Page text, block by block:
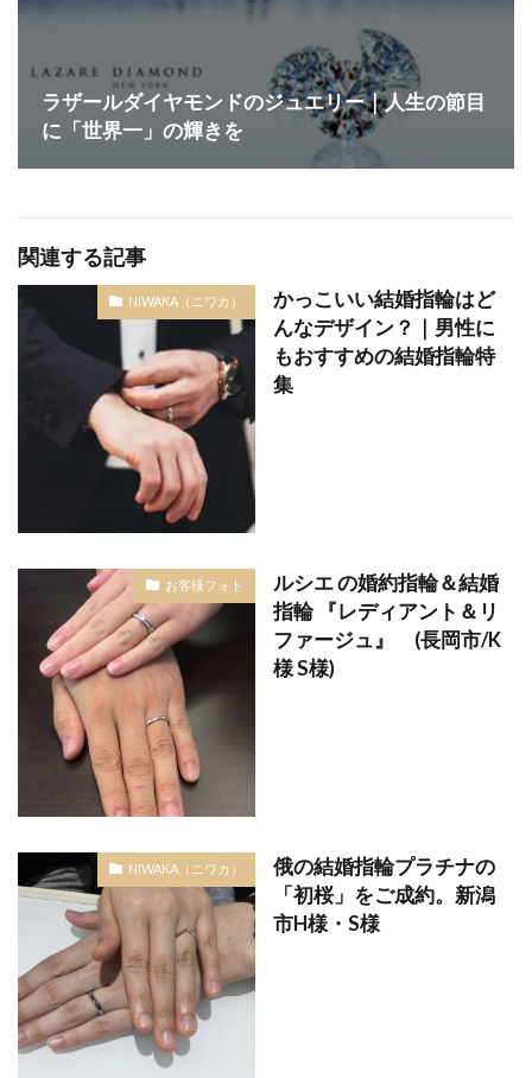
ラザールダイヤモンドのジュエリー｜人生の節目
に「世界一」の輝きを
関連する記事
NIWAKA（ニワカ）
かっこいい結婚指輪はど
んなデザイン？｜男性に
もおすすめの結婚指輪特
集
お客様フォト
ルシエ の婚約指輪＆結婚
指輪 『レディアント＆リ
ファージュ』 (長岡市/K
様 S様)
NIWAKA（ニワカ）
俄の結婚指輪プラチナの
「初桜」をご成約。新潟
市H様・S様